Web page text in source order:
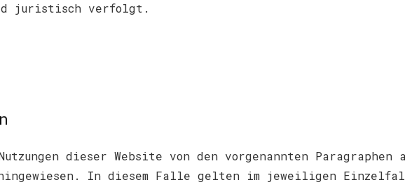
juristisch verfolgt.
dieser Website von den vorgenannten Paragraphen
In diesem Falle gelten im jeweiligen